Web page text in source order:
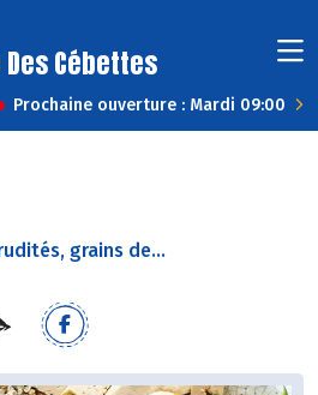
Cébettes
Prochaine ouverture : Mardi 09:00
grains de...